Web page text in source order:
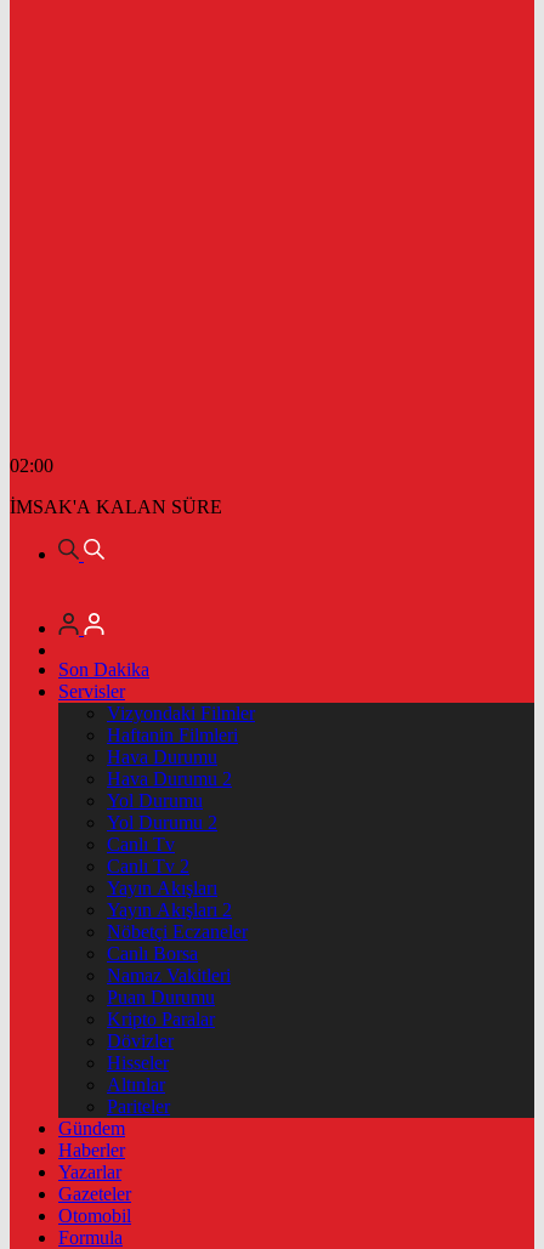
02:00
İMSAK'A KALAN SÜRE
Son Dakika
Servisler
Vizyondaki Filmler
Haftanin Filmleri
Hava Durumu
Hava Durumu 2
Yol Durumu
Yol Durumu 2
Canlı Tv
Canlı Tv 2
Yayın Akışları
Yayın Akışları 2
Nöbetçi Eczaneler
Canlı Borsa
Namaz Vakitleri
Puan Durumu
Kripto Paralar
Dövizler
Hisseler
Altınlar
Pariteler
Gündem
Haberler
Yazarlar
Gazeteler
Otomobil
Formula